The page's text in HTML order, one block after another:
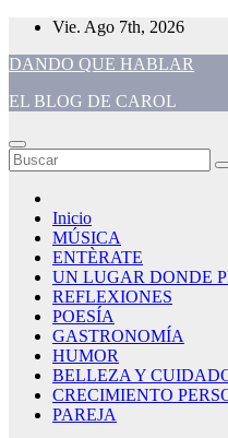
Saltar
contenido
Vie. Ago 7th, 2026
DANDO QUE HABLAR
EL BLOG DE CAROL
Inicio
MÚSICA
ENTÈRATE
UN LUGAR DONDE
REFLEXIONES
POESÍA
GASTRONOMÍA
HUMOR
BELLEZA Y
CRECIMIENTO
PAREJA